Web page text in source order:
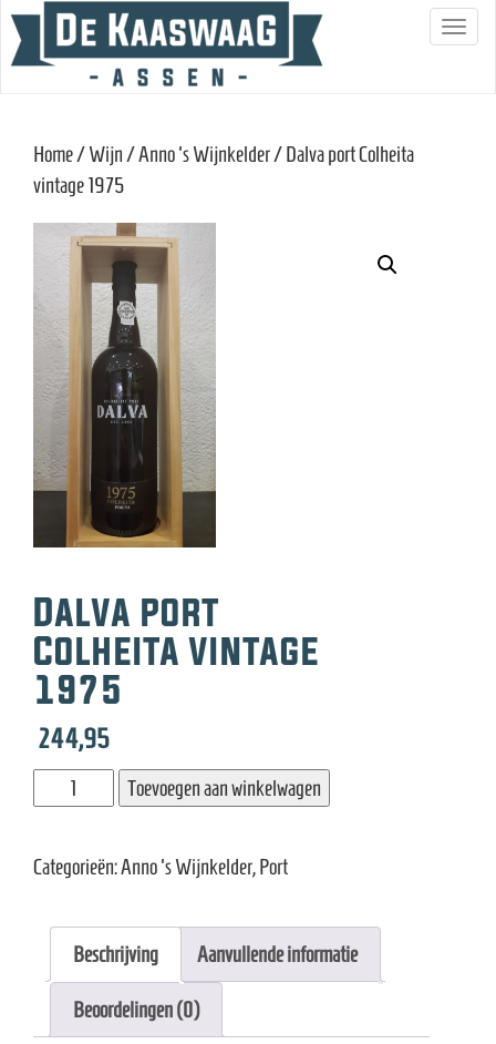
S
Home/Wijn /Anno 's Wijnkelder/ Dalva port Colheita
vintage 1975
Dalva port
Colheita vintage
1975
244,95
port
vintage
Toevoegen aan winkelwagen
Categorieën:Anno 's Wijnkelder,Port
Beschrijving Aanvullende informatie
Beoordelingen (0)